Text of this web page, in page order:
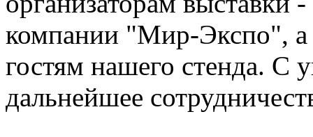
компании "Мир-Экспо", а
гостям нашего стенда. С
дальнейшее